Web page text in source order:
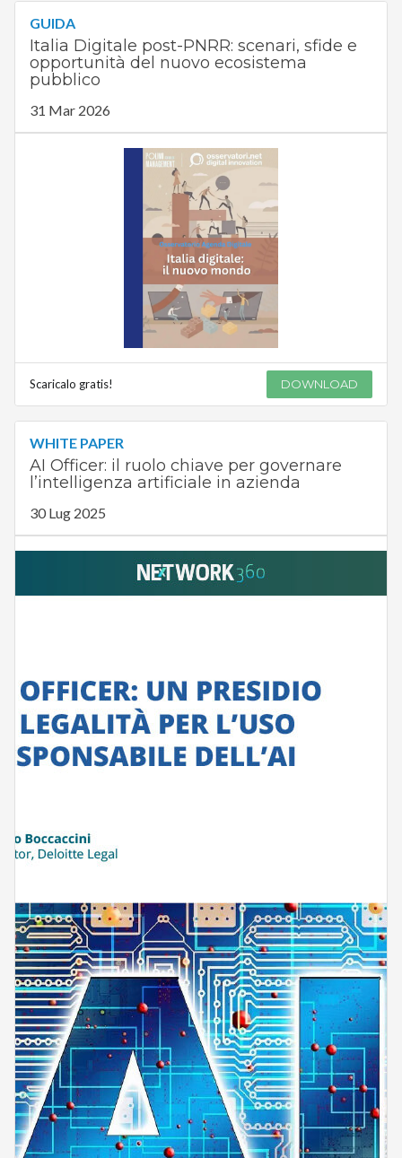
GUIDA
Italia Digitale post-PNRR: scenari, sfide e
opportunità del nuovo ecosistema
pubblico
31 Mar 2026
Scaricalo gratis! DOWNLOAD
WHITE PAPER
AI Officer: il ruolo chiave per governare
l’intelligenza artificiale in azienda
30 Lug 2025